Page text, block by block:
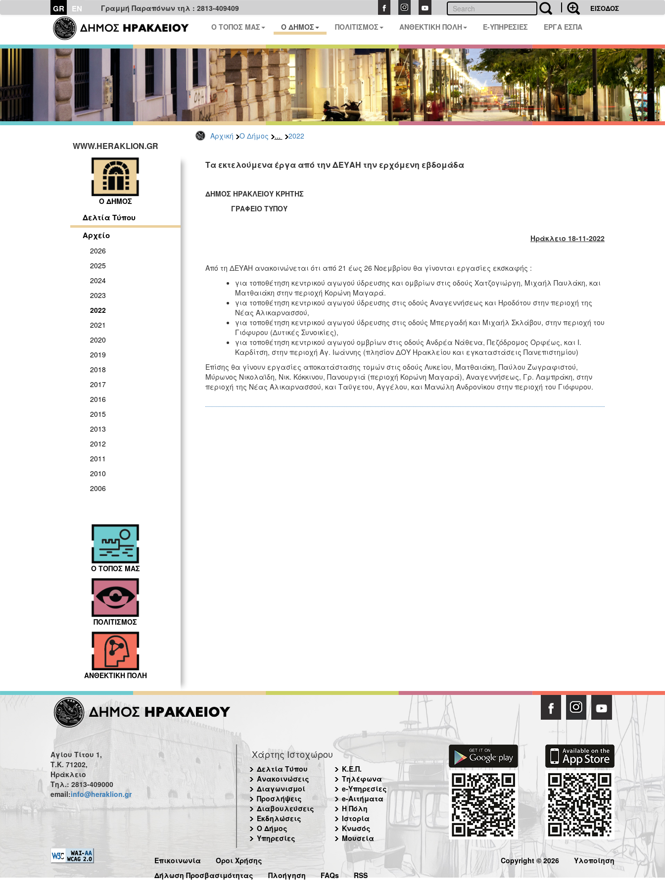
GR EN Γραμμή Παραπόνων τηλ : 2813-409409 ΕΙΣΟΔΟΣ
Ο ΤΟΠΟΣ ΜΑΣ Ο ΔΗΜΟΣ ΠΟΛΙΤΙΣΜΟΣ ΑΝΘΕΚΤΙΚΗ ΠΟΛΗ E-ΥΠΗΡΕΣΙΕΣ ΕΡΓΑ ΕΣΠΑ
Αρχική Ο Δήμος ... 2022
WWW.HERAKLION.GR
Ο ΔΗΜΟΣ
Δελτία Τύπου
Αρχείο
2026
2025
2024
2023
2022
2021
2020
2019
2018
2017
2016
2015
2013
2012
2011
2010
2006
Ο ΤΟΠΟΣ ΜΑΣ
ΠΟΛΙΤΙΣΜΟΣ
ΑΝΘΕΚΤΙΚΗ ΠΟΛΗ
Τα εκτελούμενα έργα από την ΔΕΥΑΗ την ερχόμενη εβδομάδα
ΔΗΜΟΣ ΗΡΑΚΛΕΙΟΥ ΚΡΗΤΗΣ
ΓΡΑΦΕΙΟ ΤΥΠΟΥ
Ηράκλειο 18-11-2022
Από τη ΔΕΥΑΗ ανακοινώνεται ότι από 21 έως 26 Νοεμβρίου θα γίνονται εργασίες εκσκαφής :
για τοποθέτηση κεντρικού αγωγού ύδρευσης και ομβρίων στις οδούς Χατζογιώργη, Μιχαήλ Παυλάκη, και
Ματθαιάκη στην περιοχή Κορώνη Μαγαρά.
για τοποθέτηση κεντρικού αγωγού ύδρευσης στις οδούς Αναγεννήσεως και Ηροδότου στην περιοχή της
Νέας Αλικαρνασσού,
για τοποθέτηση κεντρικού αγωγού ύδρευσης στις οδούς Μπεργαδή και Μιχαήλ Σκλάβου, στην περιοχή του
Γιόφυρου (Δυτικές Συνοικίες),
για τοποθέτηση κεντρικού αγωγού ομβρίων στις οδούς Ανδρέα Νάθενα, Πεζόδρομος Ορφέως, και Ι.
Καρδίτση, στην περιοχή Αγ. Ιωάννης (πλησίον ΔΟΥ Ηρακλείου και εγκαταστάσεις Πανεπιστημίου)
Επίσης θα γίνουν εργασίες αποκατάστασης τομών στις οδούς Λυκείου, Ματθαιάκη, Παύλου Ζωγραφιστού,
Μύρωνος Νικολαϊδη, Νικ. Κόκκινου, Πανουργιά (περιοχή Κορώνη Μαγαρά), Αναγεννήσεως, Γρ. Λαμπράκη, στην
περιοχή της Νέας Αλικαρνασσού, και Ταϋγετου, Αγγέλου, και Μανώλη Ανδρονίκου στην περιοχή του Γιόφυρου.
Αγίου Τίτου 1,
Τ.Κ. 71202,
Ηράκλειο
Τηλ.: 2813-409000
email:info@heraklion.gr
Χάρτης Ιστοχώρου
Δελτία Τύπου
Ανακοινώσεις
Διαγωνισμοί
Προσλήψεις
Διαβουλεύσεις
Εκδηλώσεις
Ο Δήμος
Υπηρεσίες
Κ.Ε.Π.
Τηλέφωνα
e-Υπηρεσίες
e-Αιτήματα
Η Πόλη
Ιστορία
Κνωσός
Μουσεία
Επικοινωνία
Όροι Χρήσης
Δήλωση Προσβασιμότητας
Πλοήγηση FAQs RSS
Copyright © 2026 Υλοποίηση